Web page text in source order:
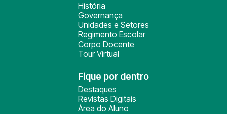
História
Governança
Unidades e Setores
Regimento Escolar
Corpo Docente
Tour Virtual
Fique por dentro
Destaques
Revistas Digitais
Área do Aluno